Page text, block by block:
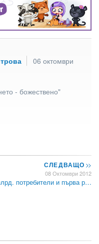
06 октомври
- божествено"
СЛЕДВАЩО>>
08 Октомври 2012
потребители и първа р…